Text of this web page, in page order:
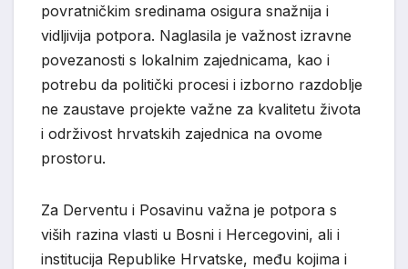
povratničkim sredinama osigura snažnija i
vidljivija potpora. Naglasila je važnost izravne
povezanosti s lokalnim zajednicama, kao i
potrebu da politički procesi i izborno razdoblje
ne zaustave projekte važne za kvalitetu života
i održivost hrvatskih zajednica na ovome
prostoru.
Za Derventu i Posavinu važna je potpora s
viših razina vlasti u Bosni i Hercegovini, ali i
institucija Republike Hrvatske, među kojima i